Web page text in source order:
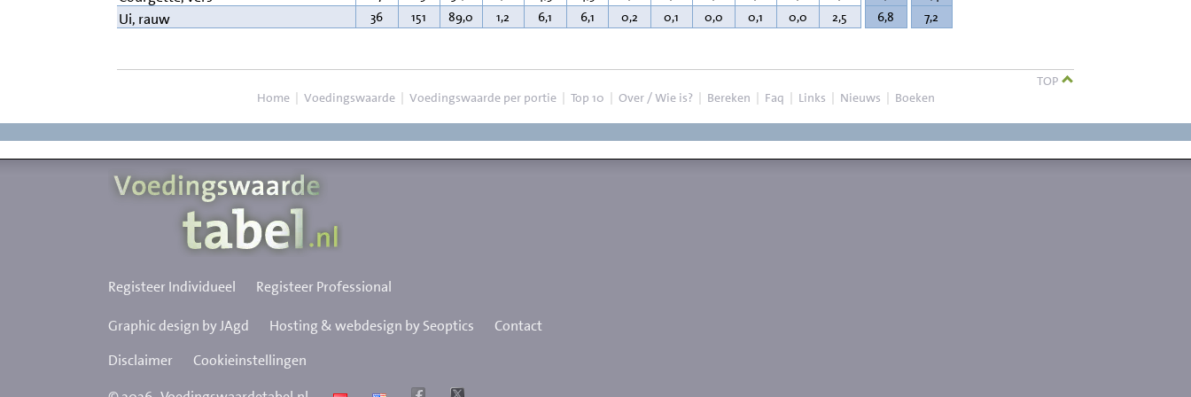
Ui, rauw 36 151 89,0 1,2 6,1 6,1 0,2 0,1 0,0 0,1 0,0 2,5 6,8 7,2
TOP
Home | Voedingswaarde | Voedingswaarde per portie | Top 10 | Over / Wie is? | Bereken | Faq | Links | Nieuws | Boeken
Registeer Individueel Registeer Professional
Graphic design by JAgd Hosting & webdesign by Seoptics
Contact
Disclaimer
Cookieinstellingen